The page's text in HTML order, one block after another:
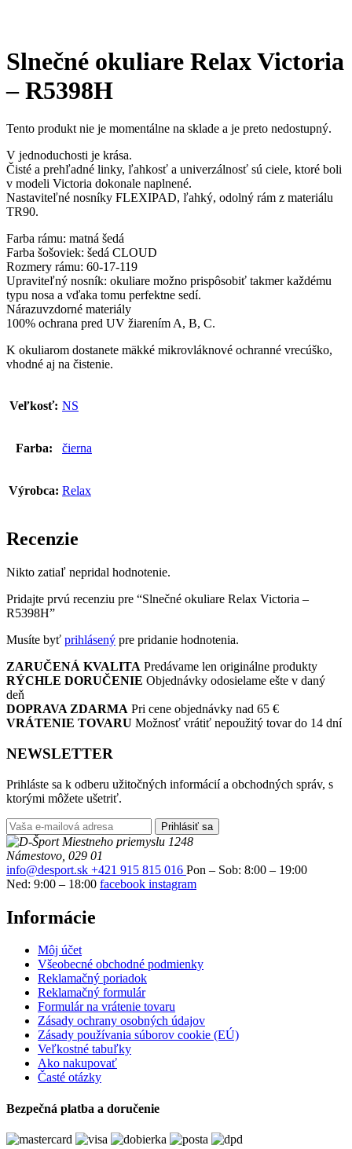
Slnečné okuliare Relax Victoria
– R5398H
Tento produkt nie je momentálne na sklade a je preto nedostupný.
V jednoduchosti je krása.
Čisté a prehľadné linky, ľahkosť a univerzálnosť sú ciele, ktoré boli
v modeli Victoria dokonale naplnené.
Nastaviteľné nosníky FLEXIPAD, ľahký, odolný rám z materiálu
TR90.
Farba rámu: matná šedá
Farba šošoviek: šedá CLOUD
Rozmery rámu: 60-17-119
Upraviteľný nosník: okuliare možno prispôsobiť takmer každému
typu nosa a vďaka tomu perfektne sedí.
Nárazuvzdorné materiály
100% ochrana pred UV žiarením A, B, C.
K okuliarom dostanete mäkké mikrovláknové ochranné vrecúško,
vhodné aj na čistenie.
Veľkosť: NS
Farba: čierna
Výrobca: Relax
Recenzie
Nikto zatiaľ nepridal hodnotenie.
Pridajte prvú recenziu pre “Slnečné okuliare Relax Victoria –
R5398H”
Musíte byť prihlásený pre pridanie hodnotenia.
ZARUČENÁ KVALITA Predávame len originálne produkty
RÝCHLE DORUČENIE Objednávky odosielame ešte v daný
deň
DOPRAVA ZDARMA Pri cene objednávky nad 65 €
VRÁTENIE TOVARU Možnosť vrátiť nepoužitý tovar do 14 dní
NEWSLETTER
Prihláste sa k odberu užitočných informácií a obchodných správ, s
ktorými môžete ušetriť.
Prihlásiť sa
Miestneho priemyslu 1248
Námestovo, 029 01
info@desport.sk +421 915 815 016 Pon – Sob: 8:00 – 19:00
Ned: 9:00 – 18:00 facebook instagram
Informácie
Môj účet
Všeobecné obchodné podmienky
Reklamačný poriadok
Reklamačný formulár
Formulár na vrátenie tovaru
Zásady ochrany osobných údajov
Zásady používania súborov cookie (EÚ)
Veľkostné tabuľky
Ako nakupovať
Časté otázky
Bezpečná platba a doručenie